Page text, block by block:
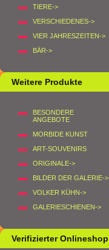
TIERE->
VERSCHIEDENES->
VIER JAHRESZEITEN->
BÄR->
Weitere Produkte
BESONDERE
ANGEBOTE
MORBIDE KUNST
ART-SOUVENIRS
ORIGINALE->
BILDER DER GALERIE->
VOLKER KÜHN->
GALERIESCHIENEN->
Verifizierter Onlineshop